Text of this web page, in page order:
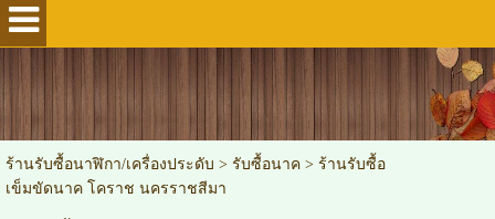
ร้านรับซื้อนาฬิกา/เครื่องประดับ > รับซื้อนาค> ร้านรับซื้อ
เข็มขัดนาค โคราช นครราชสีมา